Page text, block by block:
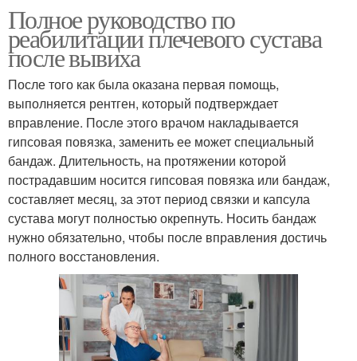
Полное руководство по
реабилитации плечевого сустава
после вывиха
После того как была оказана первая помощь,
выполняется рентген, который подтверждает
вправление. После этого врачом накладывается
гипсовая повязка, заменить ее может специальный
бандаж. Длительность, на протяжении которой
пострадавшим носится гипсовая повязка или бандаж,
составляет месяц, за этот период связки и капсула
сустава могут полностью окрепнуть. Носить бандаж
нужно обязательно, чтобы после вправления достичь
полного восстановления.